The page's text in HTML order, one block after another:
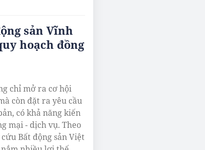
sản Vĩnh
hoạch đồng
chỉ mở ra cơ hội
còn đặt ra yêu cầu
có khả năng kiến
mại - dịch vụ. Theo
Bất động sản Việt